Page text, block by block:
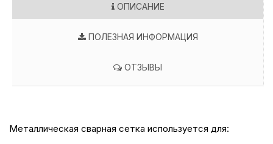
ОПИСАНИЕ
ПОЛЕЗНАЯ ИНФОРМАЦИЯ
ОТЗЫВЫ
Металлическая сварная сетка используется для: